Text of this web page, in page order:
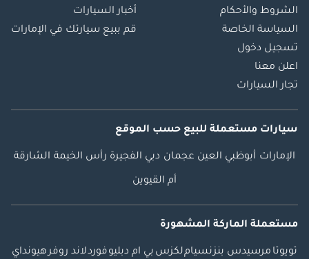
الشروط والأحكام
السياسة الخاصة
تسجيل دخول
اعلن معنا
تجار السيارات
أخبار السيارات
قم ببيع سيارتك في الإمارات
سيارات مستعملة للبيع حسب الموقع
الإمارات أبوظبي العين عجمان دبي الفجيرة رأس الخيمة الشارقة
أم القيوين
مستعملة الماركة المشهورة
تويوتا مرسيدس بنزنسياملكزس بي ام دبليوفوردلاند روفرهيونداي